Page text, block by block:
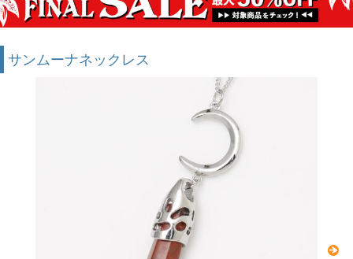
サンムーナネックレス